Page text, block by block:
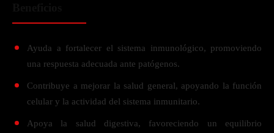
Ayuda a fortalecer el sistema inmunológico, promoviendo
una respuesta adecuada ante patógenos.
Contribuye a mejorar la salud general, apoyando la función
celular y la actividad del sistema inmunitario.
Apoya la salud digestiva, favoreciendo un equilibrio